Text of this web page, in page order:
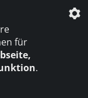
für
.